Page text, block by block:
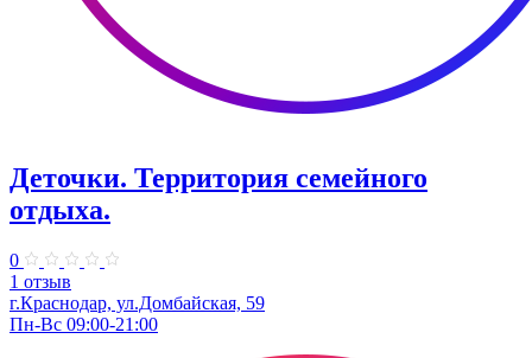
Деточки. Территория семейного
отдыха.
0
1 отзыв
г.Краснодар, ул.Домбайская, 59
Пн-Вс 09:00-21:00